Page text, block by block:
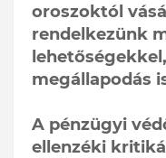
oroszoktól
rendelkezünk
megállapodás
A pénzügyi
ellenzéki